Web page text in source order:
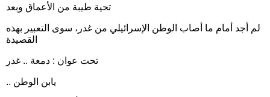
تحية طيبة من الأعماق وبعد
لم أجد أمام ما أصاب الوطن الإسرائيلي من غدر، سوى التعبير بهذه
القصيدة
تحت عوان : دمعة .. غدر
.. يابن الوطن